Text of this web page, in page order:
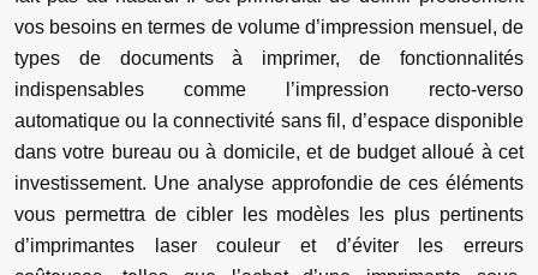
vos besoins en termes de volume d’impression mensuel, de
types de documents à imprimer, de fonctionnalités
indispensables comme l’impression recto-verso
automatique ou la connectivité sans fil, d’espace disponible
dans votre bureau ou à domicile, et de budget alloué à cet
investissement. Une analyse approfondie de ces éléments
vous permettra de cibler les modèles les plus pertinents
d’imprimantes laser couleur et d’éviter les erreurs